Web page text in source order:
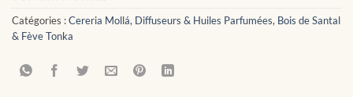
Catégories :Cereria Mollá, Diffuseurs & Huiles Parfumées, Bois de Santal
& Fève Tonka